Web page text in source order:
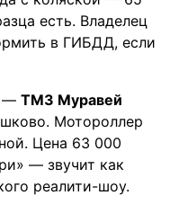
есть. Владелец
в ГИБДД, если
— ТМЗ Муравей
Мотороллер
Цена 63 000
— звучит как
реалити-шоу.